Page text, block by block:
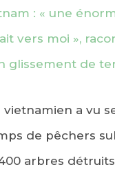
: « une
vers moi »,
glissement de
a vu
de pêchers
arbres